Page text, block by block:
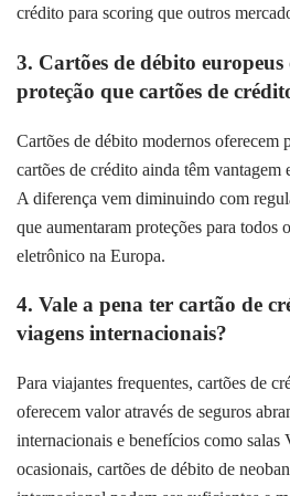
crédito para scoring que outros
3. Cartões de débito europeus
proteção que cartões de
Cartões de débito modernos oferecem
cartões de crédito ainda têm vantagem
A diferença vem diminuindo com
que aumentaram proteções para todos
eletrônico na Europa.
4. Vale a pena ter cartão de
viagens internacionais?
Para viajantes frequentes, cartões de
oferecem valor através de seguros
internacionais e benefícios como salas
ocasionais, cartões de débito de